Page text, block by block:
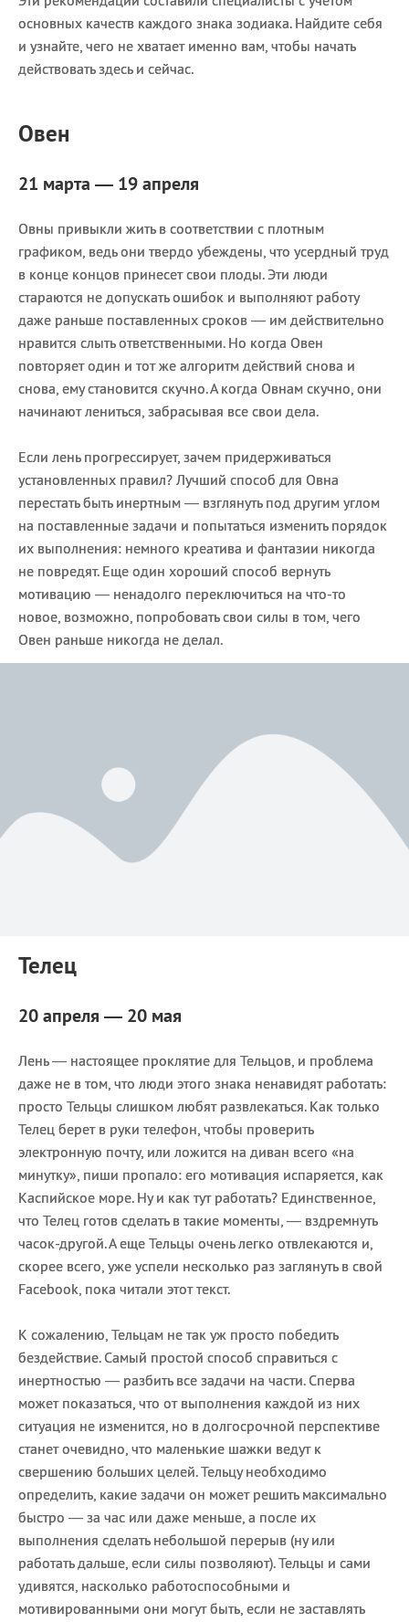
основных качеств каждого знака зодиака. Найдите себя
и узнайте, чего не хватает именно вам, чтобы начать
действовать здесь и сейчас.
Овен
21 марта — 19 апреля
Овны привыкли жить в соответствии с плотным
графиком, ведь они твердо убеждены, что усердный труд
в конце концов принесет свои плоды. Эти люди
стараются не допускать ошибок и выполняют работу
даже раньше поставленных сроков — им действительно
нравится слыть ответственными. Но когда Овен
повторяет один и тот же алгоритм действий снова и
снова, ему становится скучно. А когда Овнам скучно, они
начинают лениться, забрасывая все свои дела.
Если лень прогрессирует, зачем придерживаться
установленных правил? Лучший способ для Овна
перестать быть инертным — взглянуть под другим углом
на поставленные задачи и попытаться изменить порядок
их выполнения: немного креатива и фантазии никогда
не повредят. Еще один хороший способ вернуть
мотивацию — ненадолго переключиться на что-то
новое, возможно, попробовать свои силы в том, чего
Овен раньше никогда не делал.
Телец
20 апреля — 20 мая
Лень — настоящее проклятие для Тельцов, и проблема
даже не в том, что люди этого знака ненавидят работать:
просто Тельцы слишком любят развлекаться. Как только
Телец берет в руки телефон, чтобы проверить
электронную почту, или ложится на диван всего «на
минутку», пиши пропало: его мотивация испаряется, как
Каспийское море. Ну и как тут работать? Единственное,
что Телец готов сделать в такие моменты, — вздремнуть
часок-другой. А еще Тельцы очень легко отвлекаются и,
скорее всего, уже успели несколько раз заглянуть в свой
Facebook, пока читали этот текст.
К сожалению, Тельцам не так уж просто победить
бездействие. Самый простой способ справиться с
инертностью — разбить все задачи на части. Сперва
может показаться, что от выполнения каждой из них
ситуация не изменится, но в долгосрочной перспективе
станет очевидно, что маленькие шажки ведут к
свершению больших целей. Тельцу необходимо
определить, какие задачи он может решить максимально
быстро — за час или даже меньше, а после их
выполнения сделать небольшой перерыв (ну или
работать дальше, если силы позволяют). Тельцы и сами
удивятся, насколько работоспособными и
мотивированными они могут быть, если не заставлять